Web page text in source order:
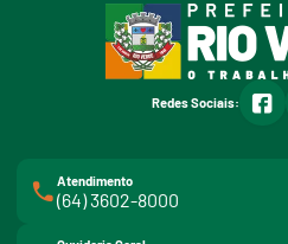
Redes Sociais:
Atendimento
(64) 3602-8000